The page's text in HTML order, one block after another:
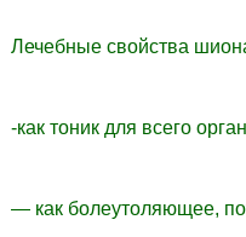
Лечебные свойства
-как тоник для всего
— как болеутоляющее,